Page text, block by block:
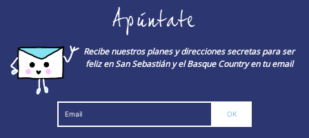
Apúntate
Recibe nuestros planes y direcciones secretas para ser
feliz en San Sebastián y el Basque Country en tu email